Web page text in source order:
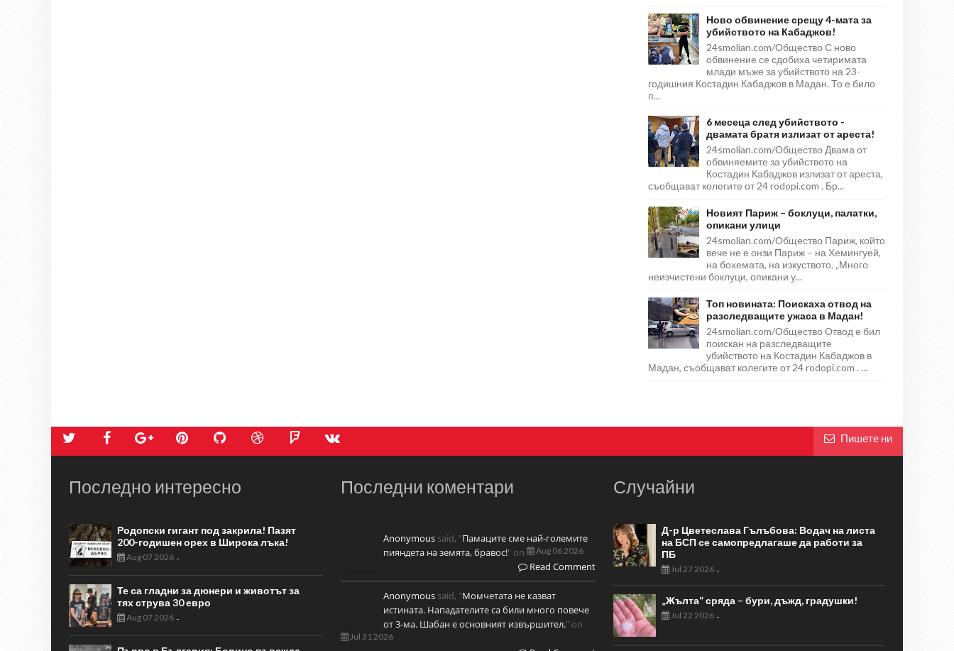
Ново обвинение срещу 4-мата за
убийството на Кабаджов!
24smolian.com/Общество С ново
обвинение се сдобиха четиримата
млади мъже за убийството на 23-
годишния Костадин Кабаджов в Мадан. То е било
п...
6 месеца след убийството -
двамата братя излизат от ареста!
24smolian.com/Общество Двама от
обвиняемите за убийството на
Костадин Кабаджов излизат от ареста,
съобщават колегите от 24 rodopi.com . Бр...
Новият Париж – боклуци, палатки,
опикани улици
24smolian.com/Общество Париж, който
вече не е онзи Париж – на Хемингуей,
на бохемата, на изкуството. „Много
неизчистени боклуци, опикани у...
Топ новината: Поискаха отвод на
разследващите ужаса в Мадан!
24smolian.com/Общество Отвод е бил
поискан на разследващите
убийството на Костадин Кабаджов в
Мадан, съобщават колегите от 24 rodopi.com . ...
Пишете ни
Последно интересно
Родопски гигант под закрила! Пазят
200-годишен орех в Широка лъка!
Aug 07 2026 -
Те са гладни за дюнери и животът за
тях струва 30 евро
Aug 07 2026 -
Последни коментари
Anonymous said, "Памаците сме най-големите
пияндета на земята, бравос!" on Aug 06 2026
Read Comment
Anonymous said, "Момчетата не казват
истината. Нападателите са били много повече
от 3-ма. Шабан е основният извършител." on
Jul 31 2026
Случайни
Д-р Цветеслава Гълъбова: Водач на листа
на БСП се самопредлагаше да работи за
ПБ
Jul 27 2026-
„Жълта“ сряда – бури, дъжд, градушки!
Jul 22 2026-